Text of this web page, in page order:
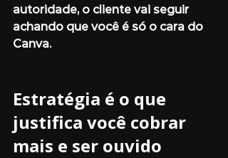
autoridade, o cliente vai seguir
achando que você é só o cara do
Canva.
Estratégia é o que
justifica você cobrar
mais e ser ouvido